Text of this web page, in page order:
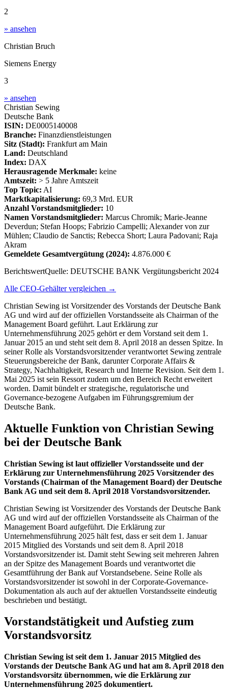
2
» ansehen
Christian Bruch
Siemens Energy
3
» ansehen
Christian Sewing
Deutsche Bank
ISIN: DE0005140008
Branche: Finanzdienstleistungen
Sitz (Stadt): Frankfurt am Main
Land: Deutschland
Index: DAX
Herausragende Merkmale: keine
Amtszeit: > 5 Jahre Amtszeit
Top Topic: AI
Marktkapitalisierung: 69,3 Mrd. EUR
Anzahl Vorstandsmitglieder: 10
Namen Vorstandsmitglieder: Marcus Chromik; Marie-Jeanne
Deverdun; Stefan Hoops; Fabrizio Campelli; Alexander von zur
Mühlen; Claudio de Sanctis; Rebecca Short; Laura Padovani; Raja
Akram
Gemeldete Gesamtvergütung (2024): 4.876.000 €
BerichtswertQuelle: DEUTSCHE BANK Vergütungsbericht 2024
Alle CEO-Gehälter vergleichen →
Christian Sewing ist Vorsitzender des Vorstands der Deutsche Bank
AG und wird auf der offiziellen Vorstandsseite als Chairman of the
Management Board geführt. Laut Erklärung zur
Unternehmensführung 2025 gehört er dem Vorstand seit dem 1.
Januar 2015 an und steht seit dem 8. April 2018 an dessen Spitze. In
seiner Rolle als Vorstandsvorsitzender verantwortet Sewing zentrale
Steuerungsbereiche der Bank, darunter Corporate Affairs &
Strategy, Nachhaltigkeit, Research und Interne Revision. Seit dem 1.
Mai 2025 ist sein Ressort zudem um den Bereich Recht erweitert
worden. Damit bündelt er strategische, regulatorische und
Governance-bezogene Aufgaben im Führungsgremium der
Deutsche Bank.
Aktuelle Funktion von Christian Sewing
bei der Deutsche Bank
Christian Sewing ist laut offizieller Vorstandsseite und der
Erklärung zur Unternehmensführung 2025 Vorsitzender des
Vorstands (Chairman of the Management Board) der Deutsche
Bank AG und seit dem 8. April 2018 Vorstandsvorsitzender.
Christian Sewing ist Vorsitzender des Vorstands der Deutsche Bank
AG und wird auf der offiziellen Vorstandsseite als Chairman of the
Management Board aufgeführt. Die Erklärung zur
Unternehmensführung 2025 hält fest, dass er seit dem 1. Januar
2015 Mitglied des Vorstands und seit dem 8. April 2018
Vorstandsvorsitzender ist. Damit steht Sewing seit mehreren Jahren
an der Spitze des Management Boards und verantwortet die
Gesamtführung der Bank auf Vorstandsebene. Seine Rolle als
Vorstandsvorsitzender ist sowohl in der Corporate-Governance-
Dokumentation als auch auf der aktuellen Vorstandsseite eindeutig
beschrieben und bestätigt.
Vorstandstätigkeit und Aufstieg zum
Vorstandsvorsitz
Christian Sewing ist seit dem 1. Januar 2015 Mitglied des
Vorstands der Deutsche Bank AG und hat am 8. April 2018 den
Vorstandsvorsitz übernommen, wie die Erklärung zur
Unternehmensführung 2025 dokumentiert.